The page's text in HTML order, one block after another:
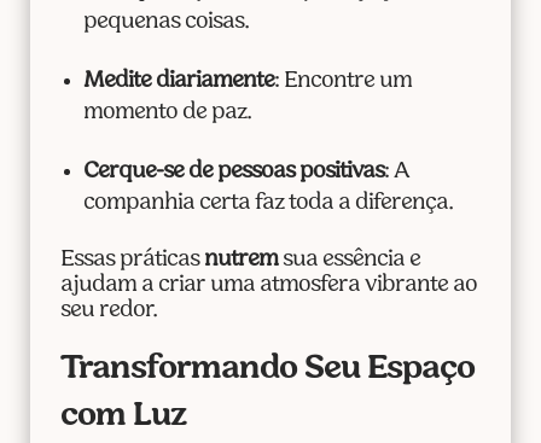
pequenas coisas.
Medite diariamente: Encontre um
momento de paz.
Cerque-se de pessoas positivas: A
companhia certa faz toda a diferença.
Essas práticas nutremsua essência e
ajudam a criar uma atmosfera vibrante ao
seu redor.
Transformando Seu Espaço
com Luz